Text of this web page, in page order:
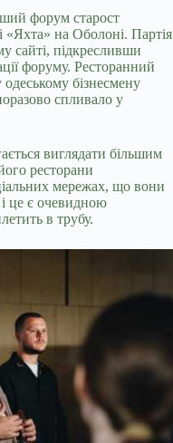
форум старост
на Оболоні. Партія
сайті, підкресливши
форуму. Ресторанний
бізнесмену
спливало у
виглядати більшим
ресторани
мережах, що вони
це є очевидною
в трубу.